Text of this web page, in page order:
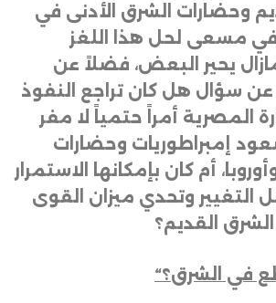
وحضارات الشرق الأدنى في
مسعى لحل هذا اللغز
مازال يحير البعض، فضلاً عن
عن سؤال هل كان تراجع النفوذ
المصرية أمراً حتمياً لا مفر
إمبراطوريات وحضارات
أم كان بإمكانها الاستمرار
التغيير وتحدي ميزان القوى
القديم؟
في الشرق؟“